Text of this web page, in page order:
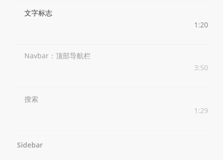
文字标志
1:20
Navbar：顶部导航栏
3:50
搜索
1:29
Sidebar